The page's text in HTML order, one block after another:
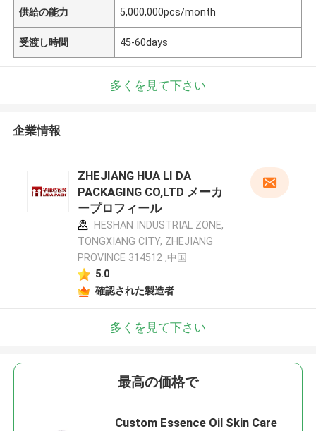
供給の能力 5,000,000pcs/month
受渡し時間 45-60days
多くを見て下さい
企業情報
ZHEJIANG HUA LI DA
PACKAGING CO,LTD メーカ
ープロフィール
HESHAN INDUSTRIAL ZONE,
TONGXIANG CITY, ZHEJIANG
PROVINCE 314512 ,中国
5.0
確認された製造者
多くを見て下さい
最高の価格で
Custom Essence Oil Skin Care